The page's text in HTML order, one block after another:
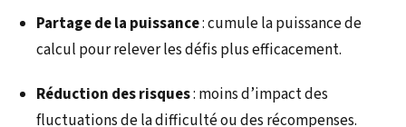
Partage de la puissance: cumule la puissance de
calcul pour relever les défis plus efficacement.
Réduction des risques: moins d’impact des
fluctuations de la difficulté ou des récompenses.